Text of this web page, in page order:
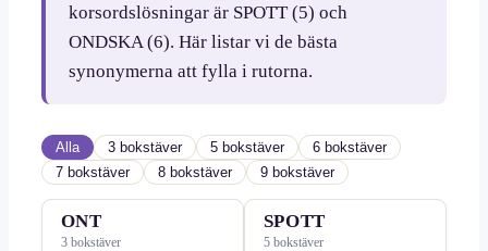
korsordslösningar är SPOTT (5) och
ONDSKA (6). Här listar vi de bästa
synonymerna att fylla i rutorna.
Alla 3 bokstäver 5 bokstäver
6 bokstäver
7 bokstäver
8 bokstäver 9 bokstäver
ONT
3 bokstäver
SPOTT
5 bokstäver